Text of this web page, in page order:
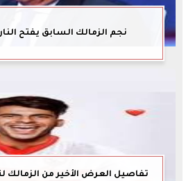
نجم الزمالك السابق يفتح